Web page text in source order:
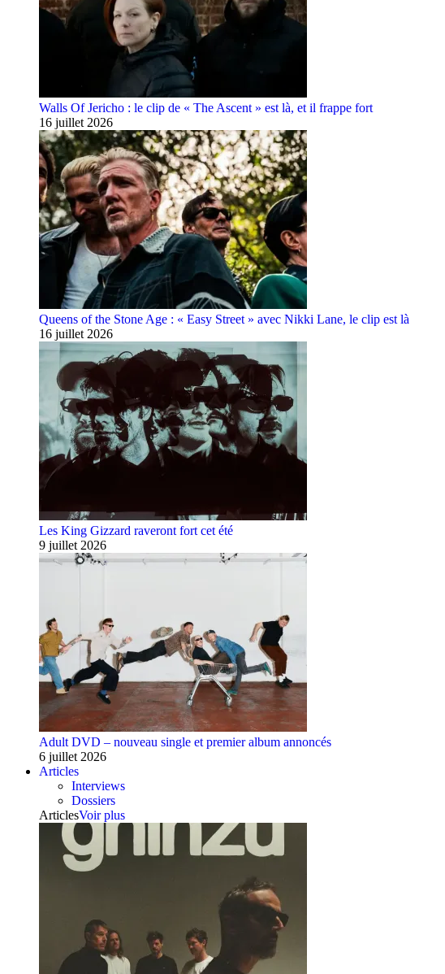
Walls Of Jericho : le clip de « The Ascent » est là, et il frappe fort
16 juillet 2026
Queens of the Stone Age : « Easy Street » avec Nikki Lane, le clip est là
16 juillet 2026
Les King Gizzard raveront fort cet été
9 juillet 2026
Adult DVD – nouveau single et premier album annoncés
6 juillet 2026
Articles
Interviews
Dossiers
ArticlesVoir plus